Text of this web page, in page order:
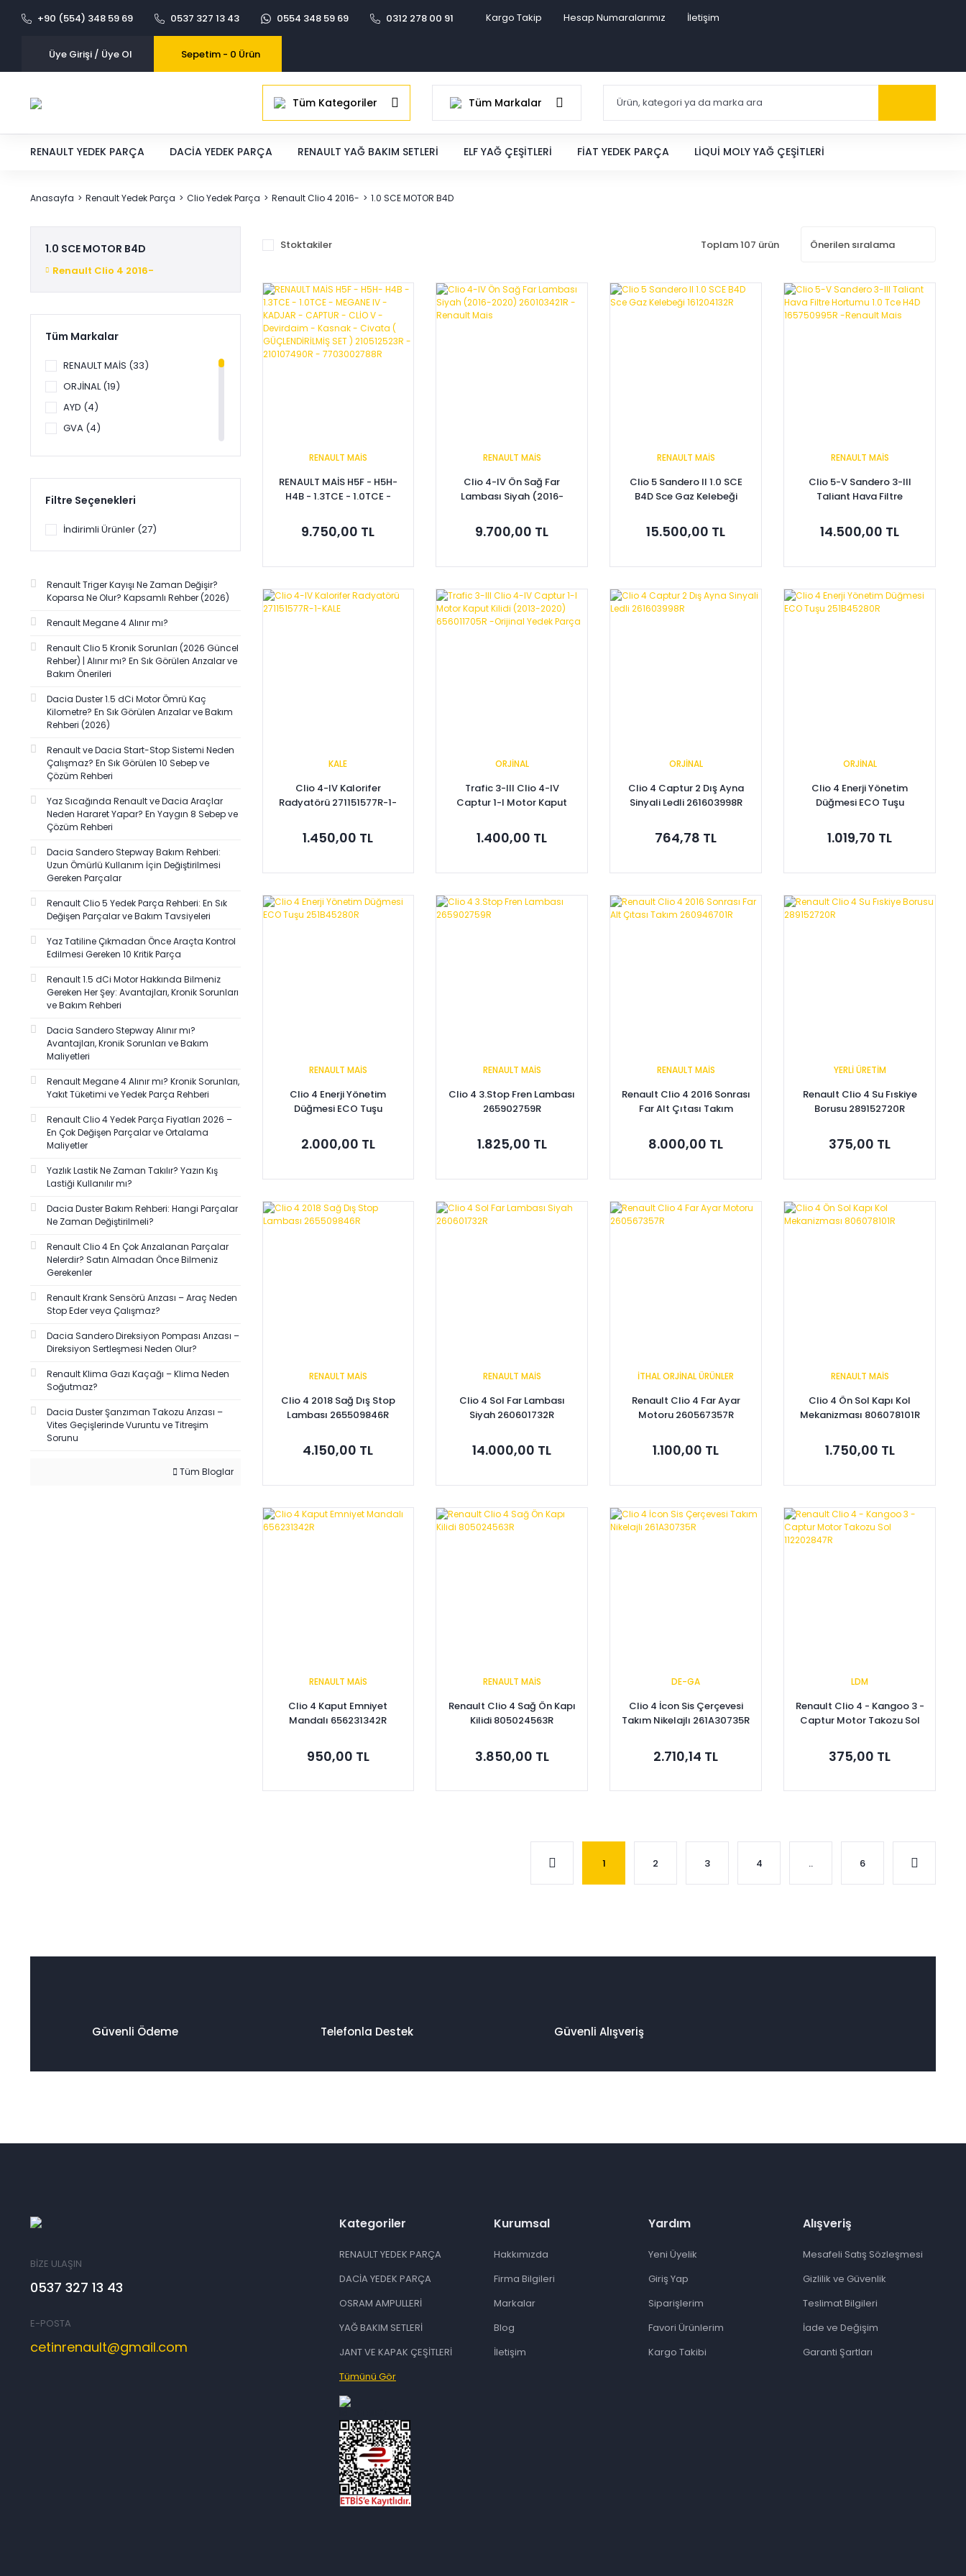
+90 (554) 348 59 69 0537 327 13 43 0554 348 59 69 0312 278 00 91 Kargo Takip Hesap Numaralarımız İletişim
Üye Girişi / Üye Ol Sepetim - 0 Ürün
Tüm Kategoriler Tüm Markalar
RENAULT YEDEK PARÇA DACIA YEDEK PARÇA RENAULT YAĞ BAKIM SETLERI ELF YAĞ ÇEŞITLERI FIAT YEDEK PARÇA LIQUI MOLY YAĞ ÇEŞITLERI
Anasayfa Renault Yedek Parça Clio Yedek Parça Renault Clio 4 2016- 1.0 SCE MOTOR B4D
1.0 SCE MOTOR B4D
Renault Clio 4 2016-
Tüm Markalar
RENAULT MAİS (33)
ORJİNAL (19)
AYD (4)
GVA (4)
ALPER (2)
ÖZDE ANIL (2)
SPK (2)
VALEO (2)
AFT (1)
BARAN (1)
BOSCH (1)
DE-GA (1)
GB (1)
GRAT-RBW SİLECEK (1)
GUA (1)
HUTCHINSON (1)
KALE (1)
KALE BALATA (1)
LDM (1)
MARAL (1)
OKSA (1)
OZAR (1)
PUGA (1)
RAPRO (1)
YERLİ ÜRETİM (1)
YTT (1)
Filtre Seçenekleri
İndirimli Ürünler (27)
Renault Triger Kayışı Ne Zaman Değişir?
Koparsa Ne Olur? Kapsamlı Rehber (2026)
Renault Megane 4 Alınır mı?
Renault Clio 5 Kronik Sorunları (2026 Güncel
Rehber) | Alınır mı? En Sık Görülen Arızalar ve
Bakım Önerileri
Dacia Duster 1.5 dCi Motor Ömrü Kaç
Kilometre? En Sık Görülen Arızalar ve Bakım
Rehberi (2026)
Renault ve Dacia Start-Stop Sistemi Neden
Çalışmaz? En Sık Görülen 10 Sebep ve
Çözüm Rehberi
Yaz Sıcağında Renault ve Dacia Araçlar
Neden Hararet Yapar? En Yaygın 8 Sebep ve
Çözüm Rehberi
Dacia Sandero Stepway Bakım Rehberi:
Uzun Ömürlü Kullanım İçin Değiştirilmesi
Gereken Parçalar
Renault Clio 5 Yedek Parça Rehberi: En Sık
Değişen Parçalar ve Bakım Tavsiyeleri
Yaz Tatiline Çıkmadan Önce Araçta Kontrol
Edilmesi Gereken 10 Kritik Parça
Renault 1.5 dCi Motor Hakkında Bilmeniz
Gereken Her Şey: Avantajları, Kronik Sorunları
ve Bakım Rehberi
Dacia Sandero Stepway Alınır mı?
Avantajları, Kronik Sorunları ve Bakım
Maliyetleri
Renault Megane 4 Alınır mı? Kronik Sorunları,
Yakıt Tüketimi ve Yedek Parça Rehberi
Renault Clio 4 Yedek Parça Fiyatları 2026 –
En Çok Değişen Parçalar ve Ortalama
Maliyetler
Yazlık Lastik Ne Zaman Takılır? Yazın Kış
Lastiği Kullanılır mı?
Dacia Duster Bakım Rehberi: Hangi Parçalar
Ne Zaman Değiştirilmeli?
Renault Clio 4 En Çok Arızalanan Parçalar
Nelerdir? Satın Almadan Önce Bilmeniz
Gerekenler
Renault Krank Sensörü Arızası – Araç Neden
Stop Eder veya Çalışmaz?
Dacia Sandero Direksiyon Pompası Arızası –
Direksiyon Sertleşmesi Neden Olur?
Renault Klima Gazı Kaçağı – Klima Neden
Soğutmaz?
Dacia Duster Şanzıman Takozu Arızası –
Vites Geçişlerinde Vuruntu ve Titreşim
Sorunu
Tüm Bloglar
Stoktakiler Toplam 107 ürün
RENAULT MAİS
RENAULT MAİS H5F - H5H-
H4B - 1.3TCE - 1.0TCE -
CAPTUR - CLİO V -
Devirdaim - Kasnak -
SET ) 210512523R -
7703002788R
9.750,00 TL
Sepete Ekle
RENAULT MAİS
Clio 4-IV Ön Sağ Far
Lambası Siyah (2016-
Renault Mais
9.700,00 TL
Sepete Ekle
RENAULT MAİS
Clio 5 Sandero II 1.0 SCE
B4D Sce Gaz Kelebeği
15.500,00 TL
Sepete Ekle
RENAULT MAİS
Clio 5-V Sandero 3-III
Taliant Hava Filtre
165750995R -Renault Mais
14.500,00 TL
Sepete Ekle
KALE
Clio 4-IV Kalorifer
Radyatörü 271151577R-1-
1.450,00 TL
Sepete Ekle
ORJİNAL
Trafic 3-III Clio 4-IV
Captur 1-I Motor Kaput
656011705R -Orijinal Yedek
Parça
1.400,00 TL
Sepete Ekle
ORJİNAL
Clio 4 Captur 2 Dış Ayna
Sinyali Ledli 261603998R
764,78 TL
Sepete Ekle
ORJİNAL
Clio 4 Enerji Yönetim
Düğmesi ECO Tuşu
1.019,70 TL
Sepete Ekle
RENAULT MAİS
Clio 4 Enerji Yönetim
Düğmesi ECO Tuşu
2.000,00 TL
Sepete Ekle
RENAULT MAİS
Clio 4 3.Stop Fren Lambası
265902759R
1.825,00 TL
Sepete Ekle
RENAULT MAİS
Renault Clio 4 2016 Sonrası
Far Alt Çıtası Takım
8.000,00 TL
Sepete Ekle
YERLİ ÜRETİM
Renault Clio 4 Su Fıskiye
Borusu 289152720R
375,00 TL
Sepete Ekle
RENAULT MAİS
Clio 4 2018 Sağ Dış Stop
Lambası 265509846R
4.150,00 TL
Sepete Ekle
RENAULT MAİS
Clio 4 Sol Far Lambası
Siyah 260601732R
14.000,00 TL
Sepete Ekle
İTHAL ORJİNAL ÜRÜNLER
Renault Clio 4 Far Ayar
Motoru 260567357R
1.100,00 TL
Sepete Ekle
RENAULT MAİS
Clio 4 Ön Sol Kapı Kol
Mekanizması 806078101R
1.750,00 TL
Sepete Ekle
RENAULT MAİS
Clio 4 Kaput Emniyet
Mandalı 656231342R
950,00 TL
RENAULT MAİS
Renault Clio 4 Sağ Ön Kapı
Kilidi 805024563R
3.850,00 TL
DE-GA
Clio 4 İcon Sis Çerçevesi
Takım Nikelajlı 261A30735R
2.710,14 TL
LDM
Renault Clio 4 - Kangoo 3 -
Captur Motor Takozu Sol
375,00 TL
1 2 3 4 .. 6
Güvenli Ödeme Telefonla Destek Güvenli Alışveriş
BİZE ULAŞIN
0537 327 13 43
E-POSTA
cetinrenault@gmail.com
Kategoriler
RENAULT YEDEK PARÇA
DACİA YEDEK PARÇA
OSRAM AMPULLERİ
YAĞ BAKIM SETLERİ
JANT VE KAPAK ÇEŞİTLERİ
Tümünü Gör
Kurumsal
Hakkımızda
Firma Bilgileri
Markalar
Blog
İletişim
Yardım
Yeni Üyelik
Giriş Yap
Siparişlerim
Favori Ürünlerim
Kargo Takibi
Alışveriş
Mesafeli Satış Sözleşmesi
Gizlilik ve Güvenlik
Teslimat Bilgileri
İade ve Değişim
Garanti Şartları